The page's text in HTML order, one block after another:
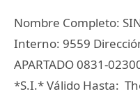
Nombre Completo:
Interno: 9559
APARTADO 0831-
*S.I.* Válido Hasta: